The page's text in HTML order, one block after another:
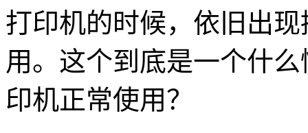
打印机的时候，依旧出
用。这个到底是一个什
印机正常使用？